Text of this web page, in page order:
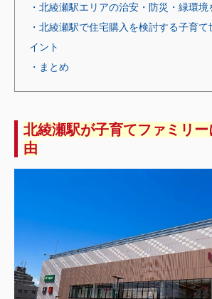
・北綾瀬駅エリアの治安・防災・緑環境
・北綾瀬駅で住宅購入を検討する子育
イント
・まとめ
北綾瀬駅が子育てファミリ
由